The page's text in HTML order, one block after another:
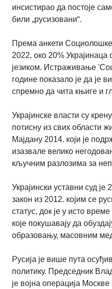
инсистирао да постоје
били „русизовани“.
Према анкети Социолошке
2022, око 20%
језиком. Истраживање
године показало је да је
спремно да чита књиге и
Украјинске власти су
потисну из свих области
Мајдану 2014. који је
изазвале велико
кључним разлозима за
Украјински уставни суд
закон из 2012. којим се
статус, док је у исто
које покушавају да
образовању, масовним
Русија је више пута
политику. Председник
је војна операција